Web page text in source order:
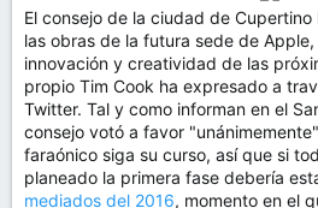
m
a
El consejo de la ciudad de
las obras de la futura sede de
innovación y creatividad de las
propio Tim Cook ha expresado a
Twitter. Tal y como informan en el
consejo votó a favor
faraónico siga su curso, así que si
planeado la primera fase debería
mediados del 2016, momento en el